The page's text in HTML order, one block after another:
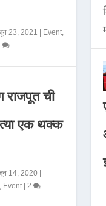
23, 2021 | Event
राजपूत ची
एक थक्क
14, 2020 |
Event | 2